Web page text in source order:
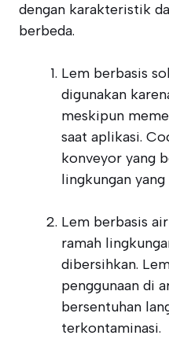
dengan karakteristik
berbeda.
Lem berbasis
digunakan
meskipun
saat aplikasi.
konveyor yang
lingkungan yang
Lem berbasis
ramah
dibersihkan.
penggunaan di
bersentuhan
terkontaminasi.